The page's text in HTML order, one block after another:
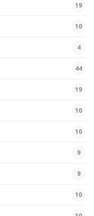
19
10
4
44
19
10
10
9
9
10